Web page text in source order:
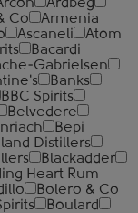
Ardbeg
Co
Armenia
Ascaneli
Atom
Bacardi
Gabrielsen
Banks
BBC Spirits
Belvedere
Bepi
Distillers
Blackadder
Heart Rum
Bolero & Co
Boulard